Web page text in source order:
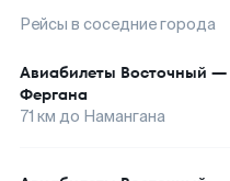
Рейсы в соседние города
Авиабилеты Восточный —
Фергана
71 км до Намангана